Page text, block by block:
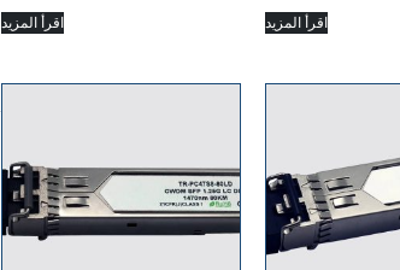
اقرأ المزيد اقرأ المزيد